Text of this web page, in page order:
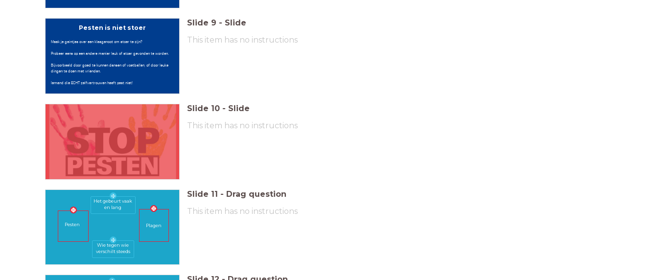
Pesten is niet stoer
Maak je geintjes over een klasgenoot om stoer te zijn?
Probeer eens op een andere manier leuk of stoer gevonden te worden.
Bijvoorbeeld door goed te kunnen dansen of voetballen, of door leuke
dingen te doen met vrienden.
Iemand die ECHT zelfvertrouwen heeft pest niet!
Slide 9 - Slide
This item has no instructions
Slide 10 - Slide
This item has no instructions
Pesten Plagen
Het gebeurt vaak
en lang
Wie tegen wie
verschilt steeds
Slide 11 - Drag question
This item has no instructions